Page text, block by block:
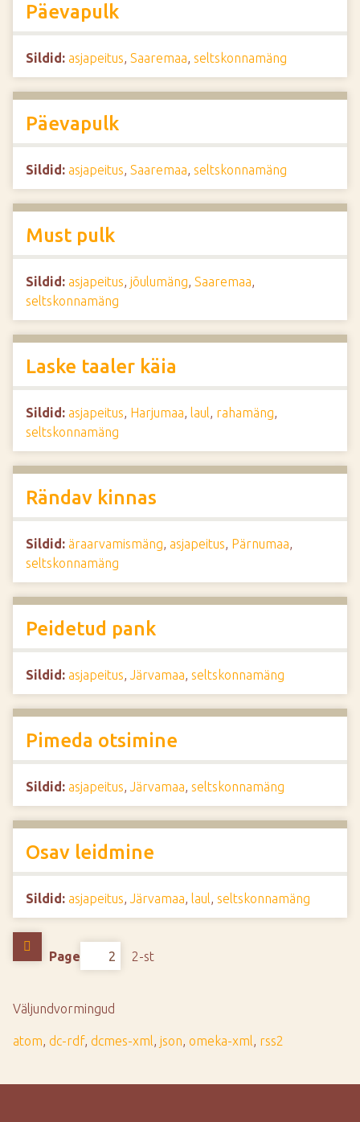
Päevapulk
Sildid: asjapeitus, Saaremaa, seltskonnamäng
Päevapulk
Sildid: asjapeitus, Saaremaa, seltskonnamäng
Must pulk
Sildid: asjapeitus, jõulumäng, Saaremaa,
seltskonnamäng
Laske taaler käia
Sildid: asjapeitus, Harjumaa, laul, rahamäng,
seltskonnamäng
Rändav kinnas
Sildid: äraarvamismäng, asjapeitus, Pärnumaa,
seltskonnamäng
Peidetud pank
Sildid: asjapeitus, Järvamaa, seltskonnamäng
Pimeda otsimine
Sildid: asjapeitus, Järvamaa, seltskonnamäng
Osav leidmine
Sildid: asjapeitus, Järvamaa, laul, seltskonnamäng
Page 2-st
Väljundvormingud
atom, dc-rdf, dcmes-xml, json, omeka-xml, rss2